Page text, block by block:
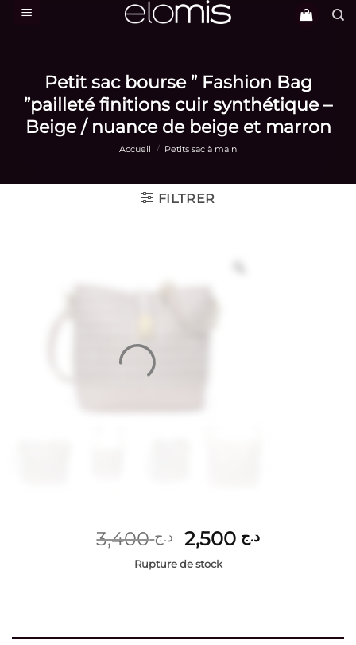
Passer
Petit sac bourse ” Fashion Bag
”pailleté finitions cuir synthétique –
Beige / nuance de beige et marron
Accueil / Petits sac à main
FILTRER
د.ج3,400
Le
prix
د.ج 2,500
Le
Rupture de stock